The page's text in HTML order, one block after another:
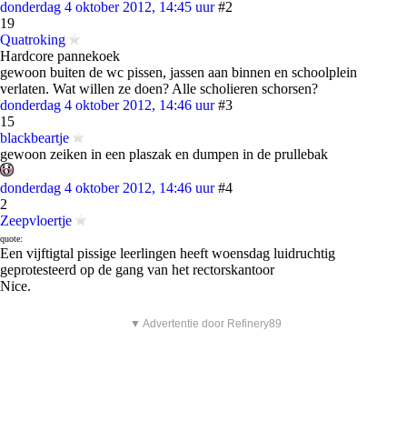
donderdag 4 oktober 2012, 14:45 uur #2
19
Quatroking
Hardcore pannekoek
gewoon buiten de wc pissen, jassen aan binnen en schoolplein
verlaten. Wat willen ze doen? Alle scholieren schorsen?
donderdag 4 oktober 2012, 14:46 uur #3
15
blackbeartje
gewoon zeiken in een plaszak en dumpen in de prullebak
donderdag 4 oktober 2012, 14:46 uur #4
2
Zeepvloertje
quote:
Een vijftigtal pissige leerlingen heeft woensdag luidruchtig
geprotesteerd op de gang van het rectorskantoor
Nice.
▼ Advertentie door Refinery89